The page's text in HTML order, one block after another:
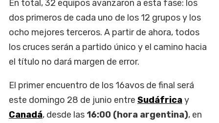
En total, 32 equipos avanzaron a esta fase: los
dos primeros de cada uno de los 12 grupos y los
ocho mejores terceros. A partir de ahora, todos
los cruces serán a partido único y el camino hacia
el título no dará margen de error.
El primer encuentro de los 16avos de final será
este domingo 28 de junio entre Sudáfricay
Canadá, desde las 16:00 (hora argentina), en